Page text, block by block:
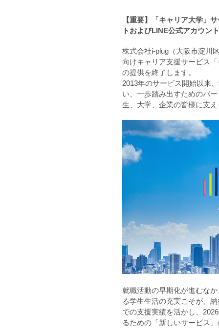
【重要】「キャリア大学」
トおよびLINE公式アカウン
株式会社i-plug（大阪市淀川
向けキャリア支援サービス
の提供を終了します。
2013年のサービス開始以来
い、一歩踏み出すためのパ
生、大学、企業の皆様に支
就職活動の早期化が進むな
る学生生活の充実こそが、
での支援実績を活かし、
るための「新しいサービス